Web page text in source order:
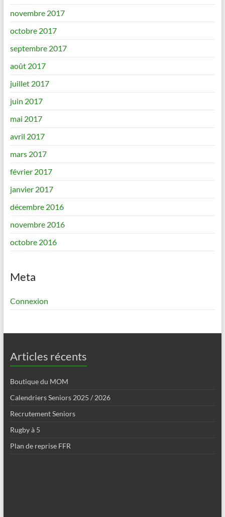
novembre 2017
octobre 2017
septembre 2017
août 2017
juillet 2017
juin 2017
mai 2017
avril 2017
mars 2017
février 2017
janvier 2017
décembre 2016
novembre 2016
octobre 2016
Meta
Connexion
Articles récents
Boutique du MOM
Calendriers Seniors 2025 / 2026
Recrutement Seniors
Rugby à 5
Plan de reprise FFR